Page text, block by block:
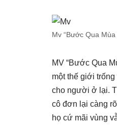
Mv “Bước Qua
MV “Bước Qua
một thế giới
cho người ở lại.
cô đơn lại càng
họ cứ mãi vùng